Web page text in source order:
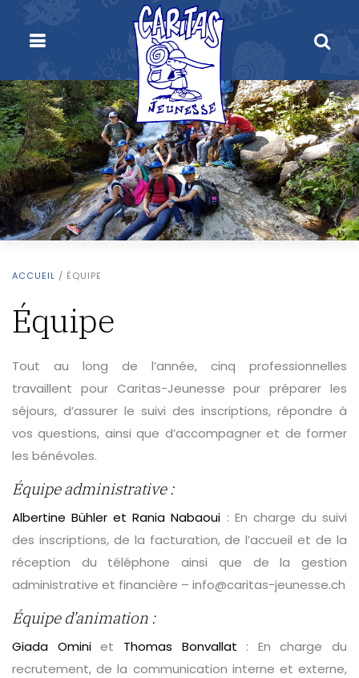
ACCUEIL / ÉQUIPE
Équipe
Tout au long de l’année, cinq professionnelles
travaillent pour Caritas-Jeunesse pour préparer les
séjours, d’assurer le suivi des inscriptions, répondre à
vos questions, ainsi que d’accompagner et de former
les bénévoles.
Équipe administrative :
Albertine Bühler et Rania Nabaoui : En charge du suivi
des inscriptions, de la facturation, de l’accueil et de la
réception du téléphone ainsi que de la gestion
administrative et financière – info@caritas-jeunesse.ch
Équipe d’animation :
Giada Ominiet Thomas Bonvallat : En charge du
recrutement, de la communication interne et externe,